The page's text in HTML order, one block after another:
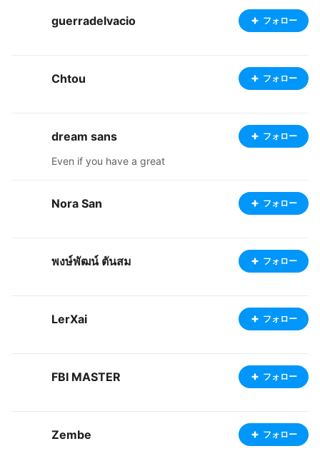
guerradelvacio フォロー
Chtou フォロー
dream sans フォロー
Even if you have a great
Nora San フォロー
พงษ์พัฒน์ ตันสม フォロー
LerXai フォロー
FBI MASTER フォロー
Zembe フォロー